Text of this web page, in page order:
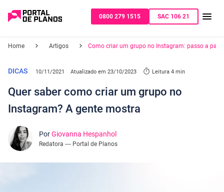
0800 279 1515 SAC 106 21
Home Artigos Como criar um grupo no Instagram: passo a
DICAS 10/11/2021 Atualizado em 23/10/2023 Leitura 4 min
Quer saber como criar um grupo no
Instagram? A gente mostra
PorGiovanna Hespanhol
Redatora — Portal de Planos